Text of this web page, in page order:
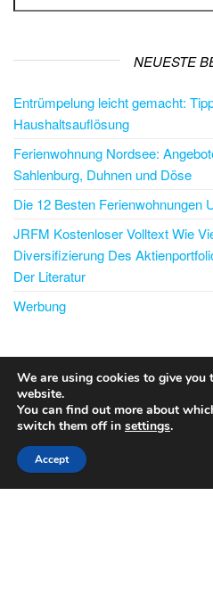
NEUESTE
Entrümpelung leicht gemacht:
Haushaltsauflösung
Ferienwohnung Nordsee:
Sahlenburg, Duhnen und Döse
Die 12 Besten Ferienwohnungen
JRFM Kostenloser Volltext Wie
Diversifizierung Des
Der Literatur
Werbung
PARTNER/
Kassenrollen
Stolz präsentiert von
We are using cookies to give you
website.
You can find out more about
switch them off in settings.
Accept